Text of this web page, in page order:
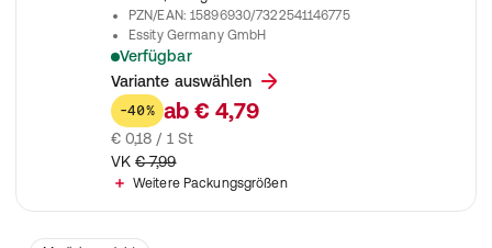
PZN/EAN:15896930/7322541146775
Essity Germany GmbH
Verfügbar
Schwarze Einlagen zur Anwendung bei leichter
Variante auswählen
-40% ab € 4,79
€ 0,18 / 1 St
VK € 7,99
Weitere Packungsgrößen